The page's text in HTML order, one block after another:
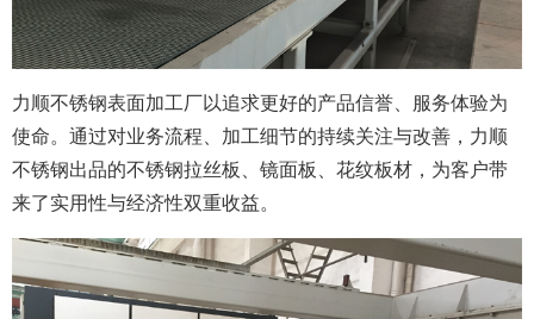
力顺不锈钢表面加工厂以追求更好的产品信誉、服务体验为
使命。通过对业务流程、加工细节的持续关注与改善，力顺
不锈钢出品的不锈钢拉丝板、镜面板、花纹板材，为客户带
来了实用性与经济性双重收益。